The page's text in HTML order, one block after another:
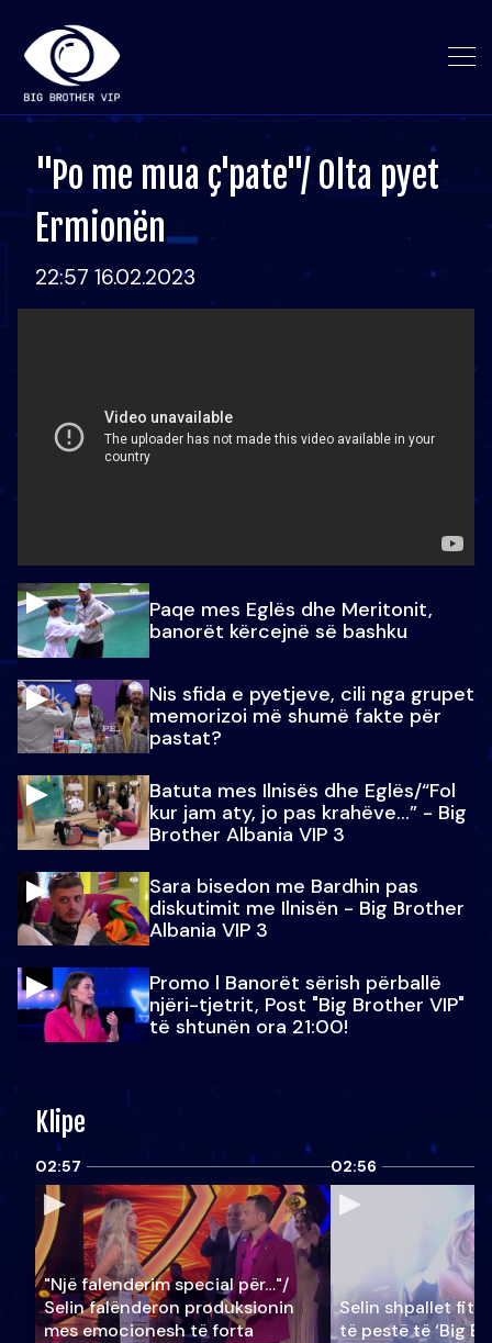
"Po me mua ç'pate"/ Olta pyet
Ermionën
22:57 16.02.2023
Paqe mes Eglës dhe Meritonit,
banorët kërcejnë së bashku
Nis sfida e pyetjeve, cili nga grupet
memorizoi më shumë fakte për
pastat?
Batuta mes Ilnisës dhe Eglës/“Fol
kur jam aty, jo pas krahëve…” - Big
Brother Albania VIP 3
Sara bisedon me Bardhin pas
diskutimit me Ilnisën - Big Brother
Albania VIP 3
Promo l Banorët sërish përballë
njëri-tjetrit, Post "Big Brother VIP"
të shtunën ora 21:00!
Klipe
02:57
"Një falenderim special për…"/
Selin falënderon produksionin
mes emocionesh të forta
02:56
Selin shpallet
të pestë të ‘Big